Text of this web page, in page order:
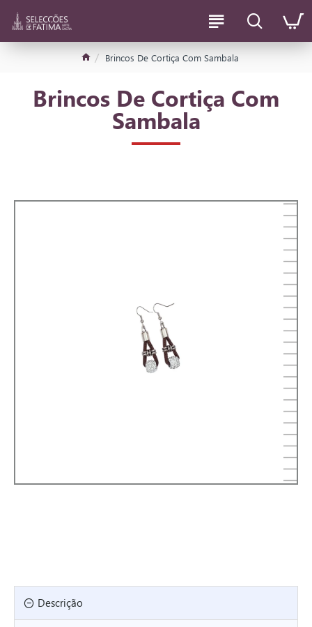
Brincos De Cortiça Com Sambala
Brincos De Cortiça Com
Sambala
Descrição